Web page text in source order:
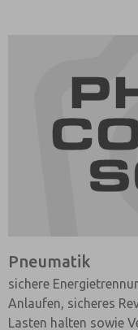
Pneumatik
sichere
Anlaufen, sicheres
Lasten halten sowie